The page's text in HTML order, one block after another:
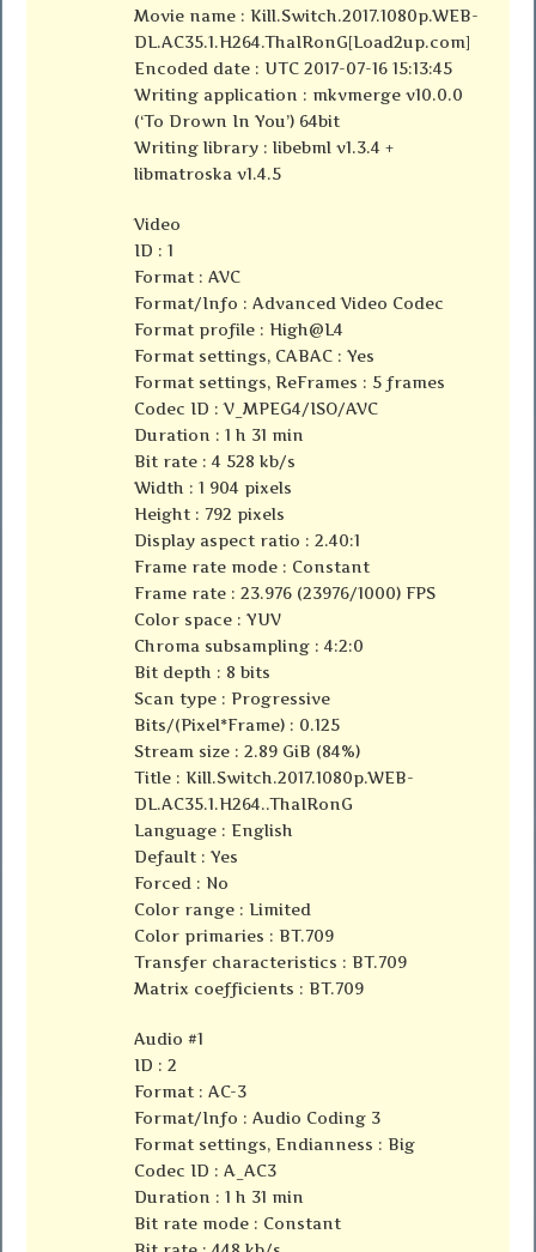
Movie name : Kill.Switch.2017.1080p.WEB-
DL.AC35.1.H264.ThaIRonG[Load2up.com]
Encoded date : UTC 2017-07-16 15:13:45
Writing application : mkvmerge v10.0.0
(‘To Drown In You’) 64bit
Writing library : libebml v1.3.4 +
libmatroska v1.4.5
Video
ID : 1
Format : AVC
Format/Info : Advanced Video Codec
Format profile : High@L4
Format settings, CABAC : Yes
Format settings, ReFrames : 5 frames
Codec ID : V_MPEG4/ISO/AVC
Duration : 1 h 31 min
Bit rate : 4 528 kb/s
Width : 1 904 pixels
Height : 792 pixels
Display aspect ratio : 2.40:1
Frame rate mode : Constant
Frame rate : 23.976 (23976/1000) FPS
Color space : YUV
Chroma subsampling : 4:2:0
Bit depth : 8 bits
Scan type : Progressive
Bits/(Pixel*Frame) : 0.125
Stream size : 2.89 GiB (84%)
Title : Kill.Switch.2017.1080p.WEB-
DL.AC35.1.H264..ThaIRonG
Language : English
Default : Yes
Forced : No
Color range : Limited
Color primaries : BT.709
Transfer characteristics : BT.709
Matrix coefficients : BT.709
Audio #1
ID : 2
Format : AC-3
Format/Info : Audio Coding 3
Format settings, Endianness : Big
Codec ID : A_AC3
Duration : 1 h 31 min
Bit rate mode : Constant